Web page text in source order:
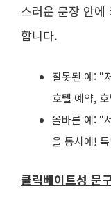
스러운 문장 안에
합니다.
잘못된 예: “
호텔 예약,
올바른 예: “
을 동시에!
클릭베이트성 문